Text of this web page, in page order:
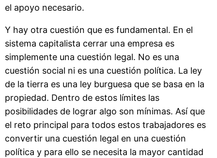
el apoyo necesario.
Y hay otra cuestión que es fundamental. En el
sistema capitalista cerrar una empresa es
simplemente una cuestión legal. No es una
cuestión social ni es una cuestión política. La ley
de la tierra es una ley burguesa que se basa en la
propiedad. Dentro de estos límites las
posibilidades de lograr algo son mínimas. Así que
el reto principal para todos estos trabajadores es
convertir una cuestión legal en una cuestión
política y para ello se necesita la mayor cantidad